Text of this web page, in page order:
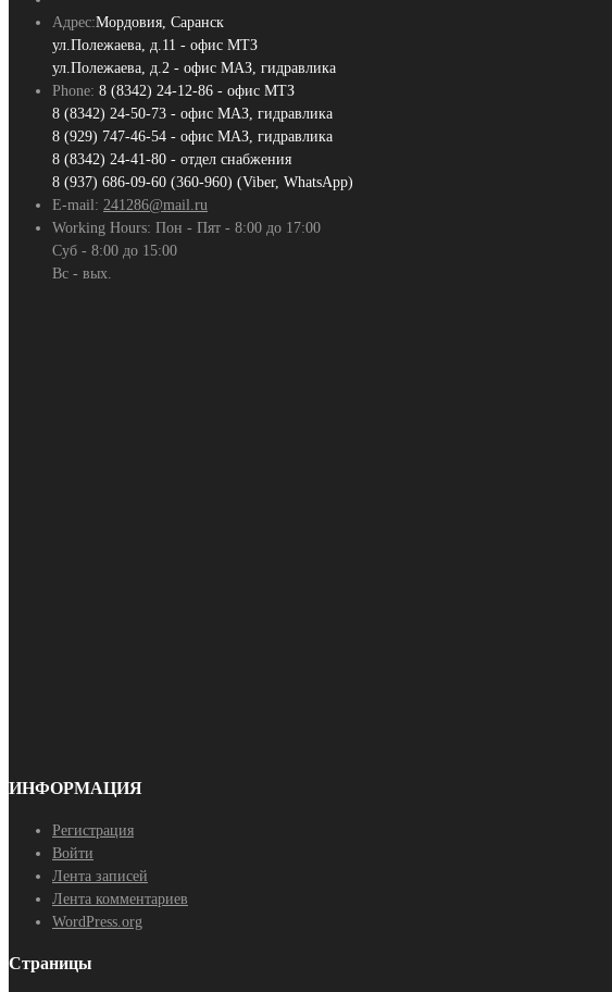
Адрес:Мордовия, Саранск
ул.Полежаева, д.11 - офис МТЗ
ул.Полежаева, д.2 - офис МАЗ, гидравлика
Phone: 8 (8342) 24-12-86 - офис МТЗ
8 (8342) 24-50-73 - офис МАЗ, гидравлика
8 (929) 747-46-54 - офис МАЗ, гидравлика
8 (8342) 24-41-80 - отдел снабжения
8 (937) 686-09-60 (360-960) (Viber, WhatsApp)
E-mail: 241286@mail.ru
Working Hours: Пон - Пят - 8:00 до 17:00
Суб - 8:00 до 15:00
Вс - вых.
ИНФОРМАЦИЯ
Регистрация
Войти
Лента записей
Лента комментариев
WordPress.org
Страницы